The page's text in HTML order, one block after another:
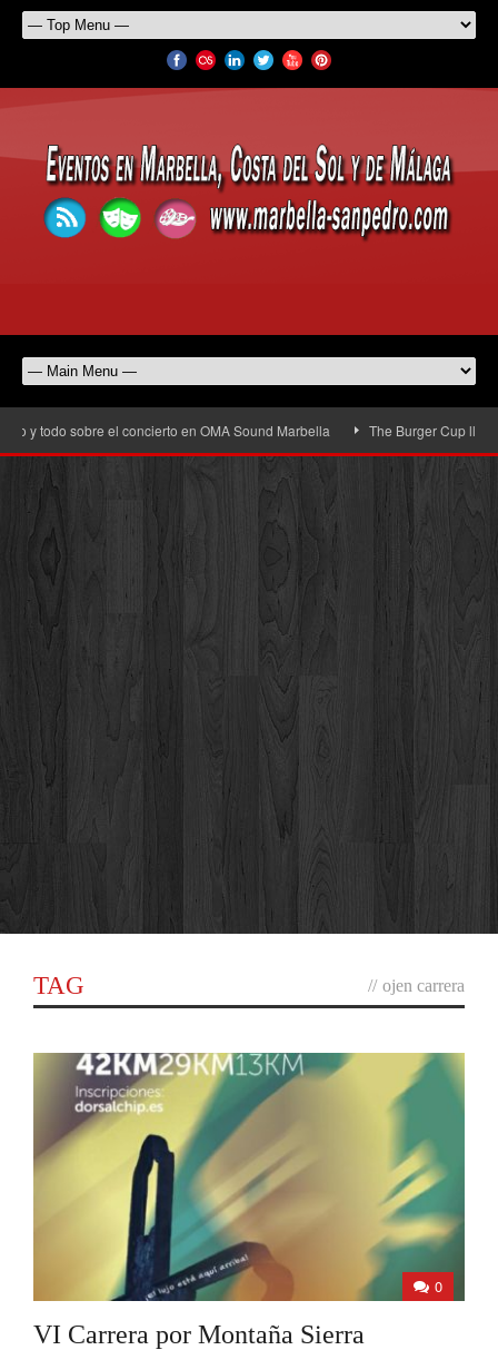
todo sobre el concierto en OMA Sound Marbella The Burger Cup llega a
TAG // ojen carrera
0
VI Carrera por Montaña Sierra